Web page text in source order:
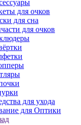
для очков
для сна
для очков
для ухода
для Оптики